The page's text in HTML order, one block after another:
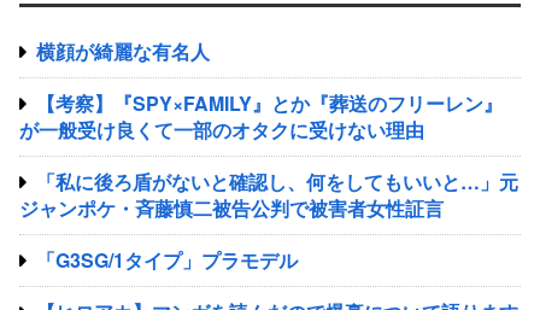
横顔が綺麗な有名人
【考察】『SPY×FAMILY』とか『葬送のフリーレン』
が一般受け良くて一部のオタクに受けない理由
「私に後ろ盾がないと確認し、何をしてもいいと…」元
ジャンポケ・斉藤慎二被告公判で被害者女性証言
「G3SG/1タイプ」プラモデル